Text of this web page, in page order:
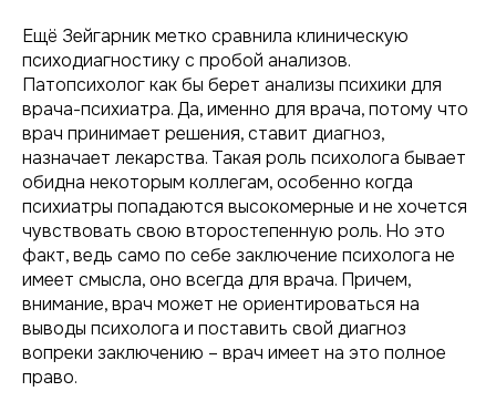
Ещё Зейгарник метко сравнила клиническую
психодиагностику с пробой анализов.
Патопсихолог как бы берет анализы психики для
врача-психиатра. Да, именно для врача, потому что
врач принимает решения, ставит диагноз,
назначает лекарства. Такая роль психолога бывает
обидна некоторым коллегам, особенно когда
психиатры попадаются высокомерные и не хочется
чувствовать свою второстепенную роль. Но это
факт, ведь само по себе заключение психолога не
имеет смысла, оно всегда для врача. Причем,
внимание, врач может не ориентироваться на
выводы психолога и поставить свой диагноз
вопреки заключению – врач имеет на это полное
право.